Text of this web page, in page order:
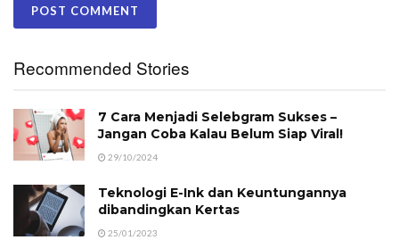
Recommended Stories
7 Cara Menjadi Selebgram Sukses –
Jangan Coba Kalau Belum Siap Viral!
29/10/2024
Teknologi E-Ink dan Keuntungannya
dibandingkan Kertas
25/01/2023